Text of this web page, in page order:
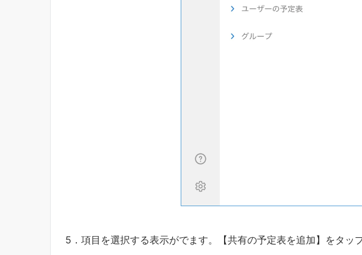
5．項目を選択する表示がでます。【共有の予定表を追加】をタップ